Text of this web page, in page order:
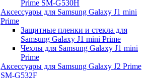
Prime SM-G530H
Аксессуары для Samsung Galaxy J1 mini
Prime
Защитные пленки и стекла для
Samsung Galaxy J1 mini Prime
Чехлы для Samsung Galaxy J1 mini
Prime
Аксессуары для Samsung Galaxy J2 Prime
SM-G532F